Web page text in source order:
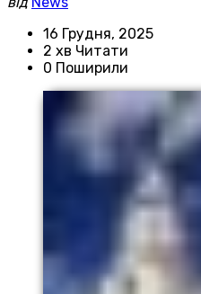
16 Грудня, 2025
2 хв Читати
0 Поширили